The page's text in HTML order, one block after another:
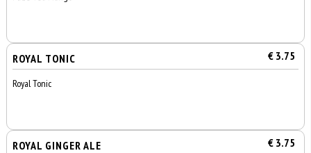
ROYAL TONIC € 3.75
Royal Tonic
ROYAL GINGER ALE € 3.75